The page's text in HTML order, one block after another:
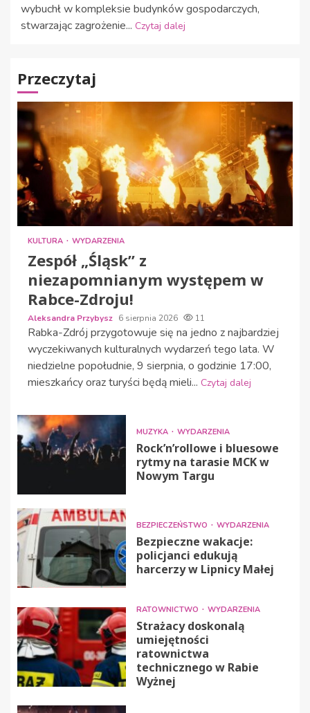
wybuchł w kompleksie budynków gospodarczych,
stwarzając zagrożenie... Czytaj dalej
Przeczytaj
KULTURA WYDARZENIA
Zespół „Śląsk” z
niezapomnianym występem w
Rabce-Zdroju!
Aleksandra Przybysz 6 sierpnia 2026 11
Rabka-Zdrój przygotowuje się na jedno z najbardziej
wyczekiwanych kulturalnych wydarzeń tego lata. W
niedzielne popołudnie, 9 sierpnia, o godzinie 17:00,
mieszkańcy oraz turyści będą mieli... Czytaj dalej
MUZYKA WYDARZENIA
Rock’n’rollowe i bluesowe
rytmy na tarasie MCK w
Nowym Targu
BEZPIECZEŃSTWO WYDARZENIA
Bezpieczne wakacje:
policjanci edukują
harcerzy w Lipnicy Małej
RATOWNICTWO WYDARZENIA
Strażacy doskonalą
umiejętności
ratownictwa
technicznego w Rabie
Wyżnej